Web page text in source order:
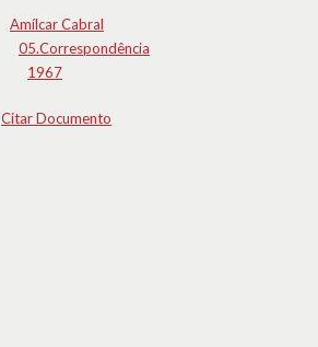
Amílcar Cabral
05.Correspondência
1967
Citar Documento